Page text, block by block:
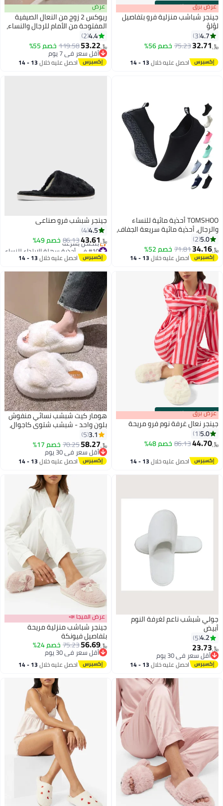
00m:00s
·باقي 100% عرض برق
جينجر شباشب منزلية فرو بتفاصيل
لؤلؤ
4.7
3
﷼‏32.71
75.23خصم 56%
احصل عليه خلال 13 - 14
عرض
ريوكس 2 زوج من النعال الصيفية
المفتوحة من الأمام للرجال والنساء،
نعال خفيفة الوزن ومسامية للرجال
والنساء، صنادل مريحة سهلة
الارتداء، نعال قابلة للغسل وقابلة
لإعادة الاستخدام للضيوف، نعال سبا
4.4
2
﷼‏53.22
119.58خصم 55%
أقل سعر في 7 يوم
أقل سعر في 7 يوماحصل عليه خلال 13 - 14
TOMSHOO أحذية مائية للنساء
والرجال، أحذية مائية سريعة الجفاف،
أحذية مائية حافية القدمين، جوارب،
أحذية غطس، جوارب مائية للشاطئ
والسباحة وركوب الأمواج والمشي
واليوغا
5.0
2
﷼‏34.16
71.81خصم 52%
احصل عليه خلال 13 - 14
جينجر شبشب فرو صناعي
4.5
4
﷼‏43.61
86.13خصم 49%
#10 في أحذية سهلة الارتداء للنساء
أقل سعر في 7 يوم
بتخلّص بسرعة
#10 في أحذية سهلة الارتداء للنساء
احصل عليه خلال 13 - 14
00m:00s
·باقي 100% عرض برق
جينجر نعال غرفة نوم فرو مريحة
5.0
1
﷼‏44.70
86.13خصم 48%
احصل عليه خلال 13 - 14
هومار كيت شبشب نسائي منفوش
بلون واحد - شبشب شتوي كاجوال،
شبشب منفوش أنيق بشريط
متقاطع، شبشب مريح للاستخدام
الداخلي - بطانة من الصوف الفاخر،
شبشب منزلي مفتوح الأصابع مضاد
للانزلاق - هدية مثالية للعائلة
والأصدقاء، أبيض
3.1
5
﷼‏58.27
70.25خصم 17%
أقل سعر في 30 يوم
أقل سعر في 30 يوماحصل عليه خلال 13 - 14
جولي شبشب ناعم لغرفة النوم
أبيض
4.2
5
﷼‏23.73
أقل سعر في 30 يوم
أقل سعر في 30 يوماحصل عليه خلال 13 - 14
عرض الميجا 📣
جينجر شباشب منزلية مريحة
بتفاصيل فيونكة
﷼‏56.69
75.23خصم 24%
أقل سعر في 30 يوم
أقل سعر في 30 يوماحصل عليه خلال 13 - 14